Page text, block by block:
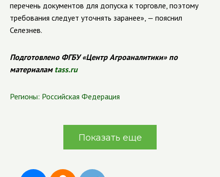
перечень документов для допуска к торговле, поэтому
требования следует уточнять заранее», — пояснил
Селезнев.
Подготовлено ФГБУ «Центр Агроаналитики» по
материалам tass.ru
Регионы: Российская Федерация
Показать еще